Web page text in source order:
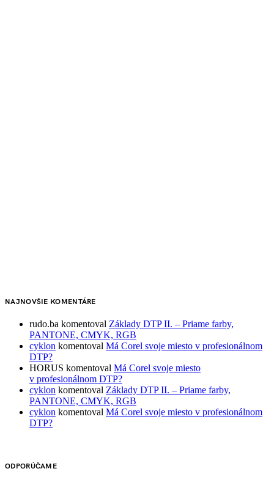
NAJNOVŠIE KOMENTÁRE
rudo.ba komentoval Základy DTP II. – Priame farby,
PANTONE, CMYK, RGB
cyklon komentoval Má Corel svoje miesto v profesionálnom
DTP?
HORUS komentoval Má Corel svoje miesto
v profesionálnom DTP?
cyklon komentoval Základy DTP II. – Priame farby,
PANTONE, CMYK, RGB
cyklon komentoval Má Corel svoje miesto v profesionálnom
DTP?
ODPORÚČAME